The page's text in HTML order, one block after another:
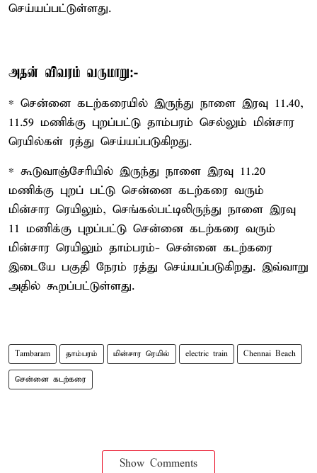
செய்யப்பட்டுள்ளது.
அதன் விவரம் வருமாறு:-
* சென்னை கடற்கரையில் இருந்து நாளை இரவு 11.40,
11.59 மணிக்கு புறப்பட்டு தாம்பரம் செல்லும் மின்சார
ரெயில்கள் ரத்து செய்யப்படுகிறது.
* கூடுவாஞ்சேரியில் இருந்து நாளை இரவு 11.20
மணிக்கு புறப் பட்டு சென்னை கடற்கரை வரும்
மின்சார ரெயிலும், செங்கல்பட்டிலிருந்து நாளை இரவு
11 மணிக்கு புறப்பட்டு சென்னை கடற்கரை வரும்
மின்சார ரெயிலும் தாம்பரம்- சென்னை கடற்கரை
இடையே பகுதி நேரம் ரத்து செய்யப்படுகிறது. இவ்வாறு
அதில் கூறப்பட்டுள்ளது.
Tambaram தாம்பரம் மின்சார ரெயில் electric train Chennai Beach
சென்னை கடற்கரை
Show Comments